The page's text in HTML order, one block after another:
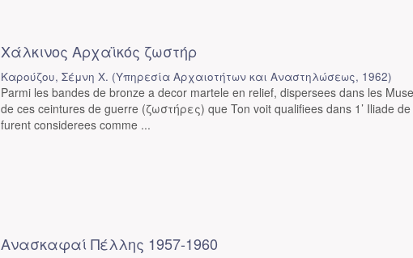
Χάλκινος Αρχαϊκός ζωστήρ
Καρούζου, Σέμνη Χ. (Υπηρεσία Αρχαιοτήτων και Αναστηλώσεως, 1962)
Parmi les bandes de bronze a decor martele en relief, dispersees dans les
de ces ceintures de guerre (ζωστήρες) que Ton voit qualifiees dans 1’ Iliade
furent considerees comme ...
Ανασκαφαί Πέλλης 1957-1960